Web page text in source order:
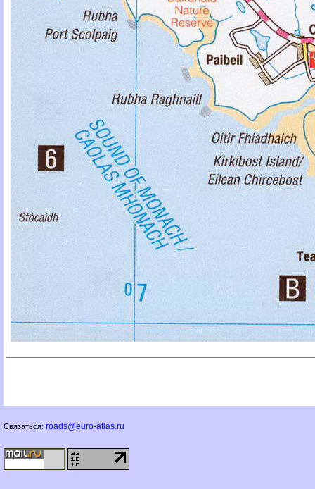
Связаться: roads@euro-atlas.ru